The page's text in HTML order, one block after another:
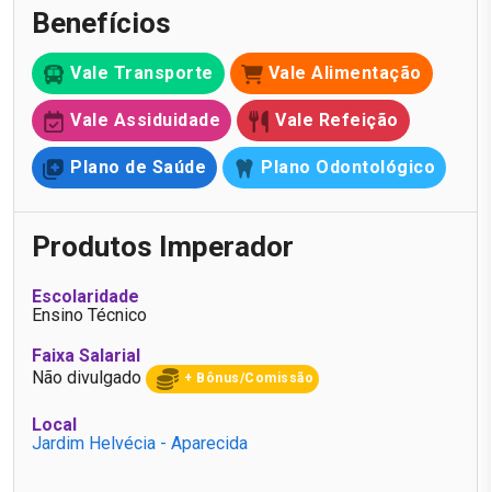
Benefícios
Vale Transporte Vale Alimentação
Vale Assiduidade Vale Refeição
Plano de Saúde Plano Odontológico
Produtos Imperador
Escolaridade
Ensino Técnico
Faixa Salarial
Não divulgado
+ Bônus/Comissão
Local
Jardim Helvécia - Aparecida